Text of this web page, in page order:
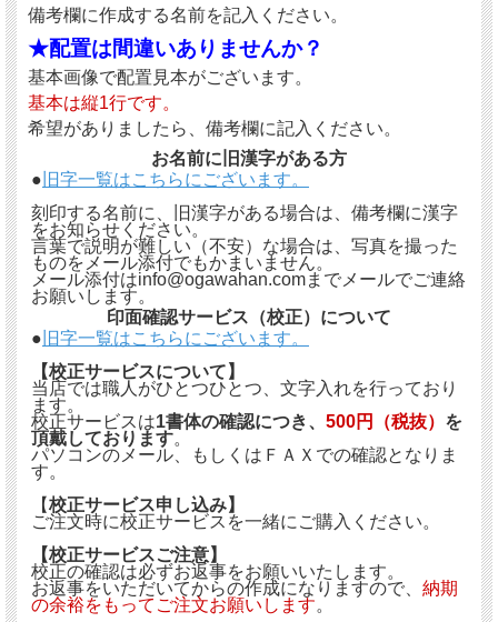
備考欄に作成する名前を記入ください。
★配置は間違いありませんか？
基本画像で配置見本がございます。
基本は縦1行です。
希望がありましたら、備考欄に記入ください。
お名前に旧漢字がある方
● 旧字一覧はこちらにございます。
刻印する名前に、旧漢字がある場合は、備考欄に漢字
をお知らせください。
言葉で説明が難しい（不安）な場合は、写真を撮った
ものをメール添付でもかまいません。
メール添付はinfo@ogawahan.comまでメールでご連絡
お願いします。
印面確認サービス（校正）について
● 旧字一覧はこちらにございます。
【校正サービスについて】
当店では職人がひとつひとつ、文字入れを行っており
ます。
校正サービスは1書体の確認につき、 500円（税抜） を
頂戴しております。
パソコンのメール、もしくはＦＡＸでの確認となりま
す。
【校正サービス申し込み】
ご注文時に校正サービスを一緒にご購入ください。
【校正サービスご注意】
校正の確認は必ずお返事をお願いいたします。
お返事をいただいてからの作成になりますので、 納期
の余裕をもってご注文お願いします。